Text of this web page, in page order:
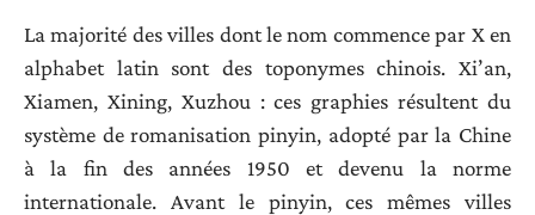
La majorité des villes dont le nom commence par X en
alphabet latin sont des toponymes chinois. Xi’an,
Xiamen, Xining, Xuzhou : ces graphies résultent du
système de romanisation pinyin, adopté par la Chine
à la fin des années 1950 et devenu la norme
internationale. Avant le pinyin, ces mêmes villes